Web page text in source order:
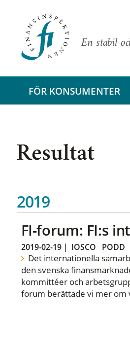
En stabil
FÖR KONSUMENTER
Resultat
2019
FI-forum: FI:s
2019-02-19| IOSCO PODD
Det internationella
den svenska
kommittéer och
forum berättade vi mer om